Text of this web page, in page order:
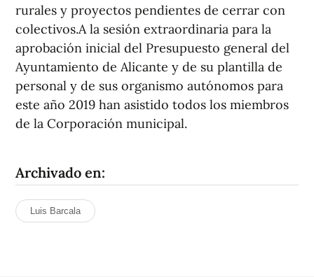
rurales y proyectos pendientes de cerrar con
colectivos.A la sesión extraordinaria para la
aprobación inicial del Presupuesto general del
Ayuntamiento de Alicante y de su plantilla de
personal y de sus organismo autónomos para
este año 2019 han asistido todos los miembros
de la Corporación municipal.
Archivado en:
Luis Barcala